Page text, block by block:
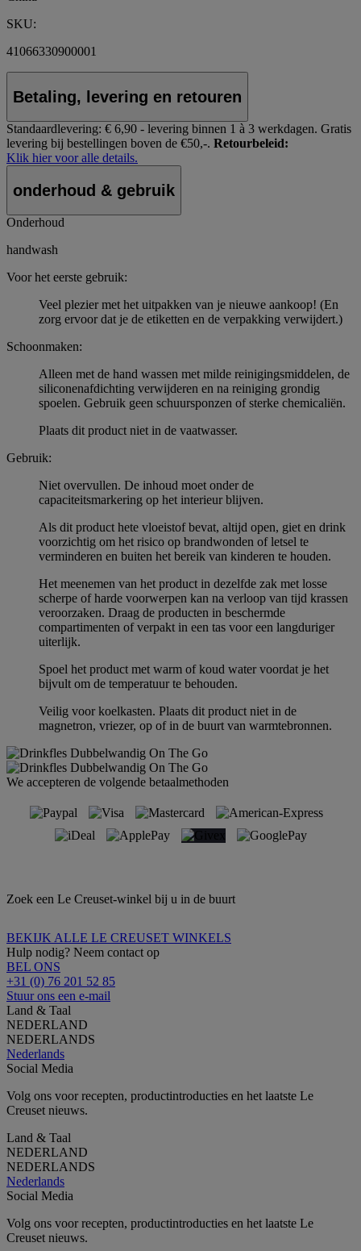
SKU:
41066330900001
Betaling, levering en retouren
Standaardlevering: € 6,90 - levering binnen 1 à 3 werkdagen. Gratis
levering bij bestellingen boven de €50,-. Retourbeleid:
Klik hier voor alle details.
onderhoud & gebruik
Onderhoud
handwash
Voor het eerste gebruik:
Veel plezier met het uitpakken van je nieuwe aankoop! (En
zorg ervoor dat je de etiketten en de verpakking verwijdert.)
Schoonmaken:
Alleen met de hand wassen met milde reinigingsmiddelen, de
siliconenafdichting verwijderen en na reiniging grondig
spoelen. Gebruik geen schuursponzen of sterke chemicaliën.
Plaats dit product niet in de vaatwasser.
Gebruik:
Niet overvullen. De inhoud moet onder de
capaciteitsmarkering op het interieur blijven.
Als dit product hete vloeistof bevat, altijd open, giet en drink
voorzichtig om het risico op brandwonden of letsel te
verminderen en buiten het bereik van kinderen te houden.
Het meenemen van het product in dezelfde zak met losse
scherpe of harde voorwerpen kan na verloop van tijd krassen
veroorzaken. Draag de producten in beschermde
compartimenten of verpakt in een tas voor een langduriger
uiterlijk.
Spoel het product met warm of koud water voordat je het
bijvult om de temperatuur te behouden.
Veilig voor koelkasten. Plaats dit product niet in de
magnetron, vriezer, op of in de buurt van warmtebronnen.
We accepteren de volgende betaalmethoden
Zoek een Le Creuset-winkel bij u in de buurt
BEKIJK ALLE LE CREUSET WINKELS
Hulp nodig? Neem contact op
BEL ONS
+31 (0) 76 201 52 85
Stuur ons een e-mail
Land & Taal
NEDERLAND
NEDERLANDS
Nederlands
Social Media
Volg ons voor recepten, productintroducties en het laatste Le
Creuset nieuws.
Land & Taal
NEDERLAND
NEDERLANDS
Nederlands
Social Media
Volg ons voor recepten, productintroducties en het laatste Le
Creuset nieuws.